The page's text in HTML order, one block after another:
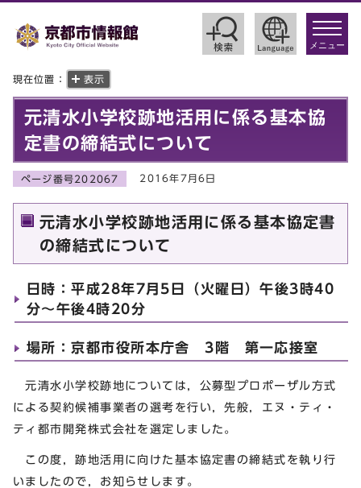
toggle
メニュー
現在位置： 表示
元清水小学校跡地活用に係る基本協
定書の締結式について
ページ番号202067 2016年7月6日
元清水小学校跡地活用に係る基本協定書
の締結式について
日時：平成28年7月5日（火曜日）午後3時40
分～午後4時20分
場所：京都市役所本庁舎 3階 第一応接室
元清水小学校跡地については，公募型プロポーザル方式
による契約候補事業者の選考を行い，先般，エヌ・ティ・
ティ都市開発株式会社を選定しました。
この度，跡地活用に向けた基本協定書の締結式を執り行
いましたので，お知らせします。